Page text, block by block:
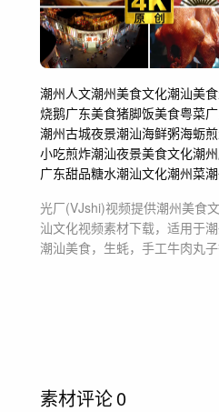
潮州人文潮州美食文化潮汕美食
烧鹅广东美食猪脚饭美食粤菜
潮州古城夜景潮汕海鲜粥海蛎煎
小吃煎炸潮汕夜景美食文化潮
广东甜品糖水潮汕文化潮州菜
光厂(VJshi)视频提供潮州美食
汕文化视频素材下载，适用于
潮汕美食，生蚝，手工牛肉丸
素材评论0